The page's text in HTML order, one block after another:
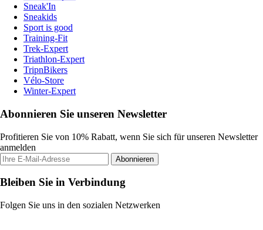
Sneak'In
Sneakids
Sport is good
Training-Fit
Trek-Expert
Triathlon-Expert
TripnBikers
Vélo-Store
Winter-Expert
Abonnieren Sie unseren Newsletter
Profitieren Sie von 10% Rabatt, wenn Sie sich für unseren Newsletter
anmelden
Abonnieren
Bleiben Sie in Verbindung
Folgen Sie uns in den sozialen Netzwerken